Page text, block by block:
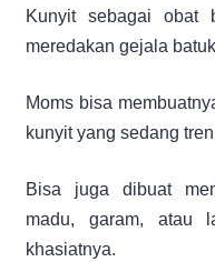
Kunyit sebagai obat
meredakan gejala
Moms bisa
kunyit yang sedang
Bisa juga dibuat
madu, garam, atau
khasiatnya.